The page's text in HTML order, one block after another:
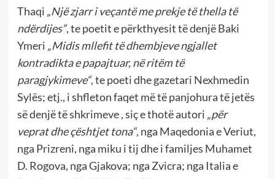
Thaqi „Një zjarr i veçantë me prekje të thella të
ndërdijes“, te poetit e përkthyesit të denjë Baki
Ymeri „Midis mllefit të dhembjeve ngjallet
kontradikta e papajtuar, në ritëm të
paragjykimeve“, te poeti dhe gazetari Nexhmedin
Sylës; etj., i shfleton faqet më të panjohura të jetës
së denjë të shkrimeve , siç e thotë autori „për
veprat dhe çështjet tona“, nga Maqedonia e Veriut,
nga Prizreni, nga miku i tij dhe i familjes Muhamet
D. Rogova, nga Gjakova; nga Zvicra; nga Italia e